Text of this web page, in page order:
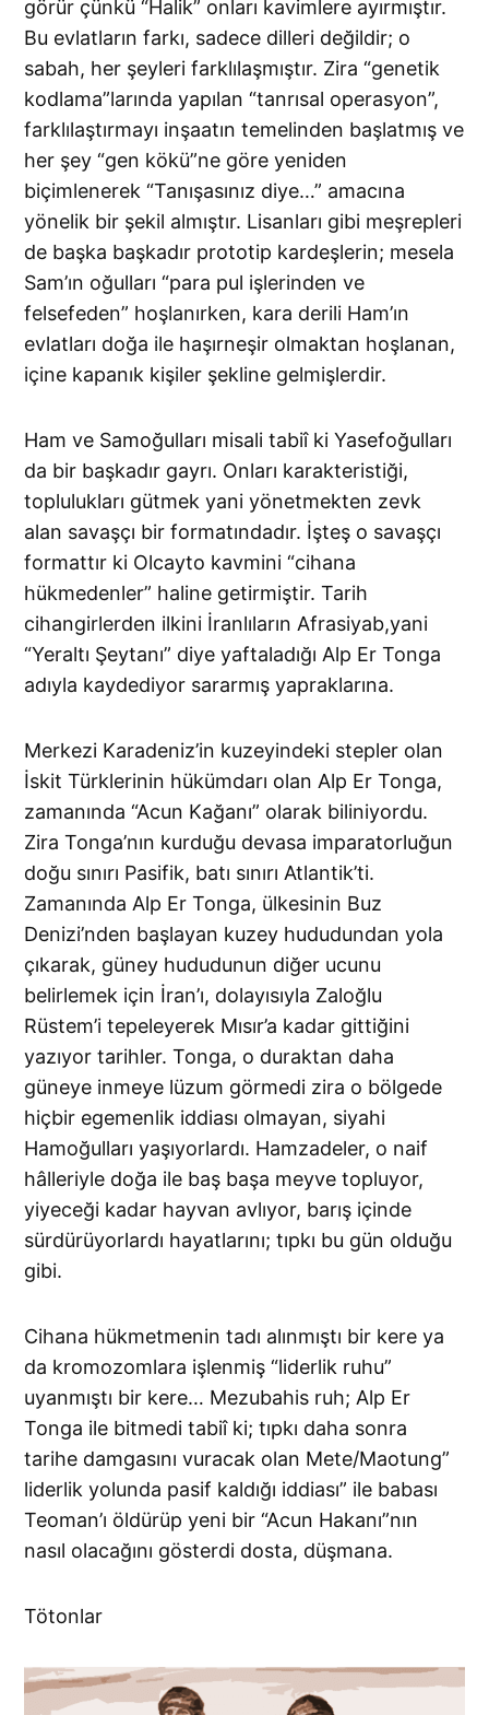
görür çünkü “Halik” onları kavimlere ayırmıştır.
Bu evlatların farkı, sadece dilleri değildir; o
sabah, her şeyleri farklılaşmıştır. Zira “genetik
kodlama”larında yapılan “tanrısal operasyon”,
farklılaştırmayı inşaatın temelinden başlatmış ve
her şey “gen kökü”ne göre yeniden
biçimlenerek “Tanışasınız diye…” amacına
yönelik bir şekil almıştır. Lisanları gibi meşrepleri
de başka başkadır prototip kardeşlerin; mesela
Sam’ın oğulları “para pul işlerinden ve
felsefeden” hoşlanırken, kara derili Ham’ın
evlatları doğa ile haşırneşir olmaktan hoşlanan,
içine kapanık kişiler şekline gelmişlerdir.
Ham ve Samoğulları misali tabiî ki Yasefoğulları
da bir başkadır gayrı. Onları karakteristiği,
toplulukları gütmek yani yönetmekten zevk
alan savaşçı bir formatındadır. İşteş o savaşçı
formattır ki Olcayto kavmini “cihana
hükmedenler” haline getirmiştir. Tarih
cihangirlerden ilkini İranlıların Afrasiyab,yani
“Yeraltı Şeytanı” diye yaftaladığı Alp Er Tonga
adıyla kaydediyor sararmış yapraklarına.
Merkezi Karadeniz’in kuzeyindeki stepler olan
İskit Türklerinin hükümdarı olan Alp Er Tonga,
zamanında “Acun Kağanı” olarak biliniyordu.
Zira Tonga’nın kurduğu devasa imparatorluğun
doğu sınırı Pasifik, batı sınırı Atlantik’ti.
Zamanında Alp Er Tonga, ülkesinin Buz
Denizi’nden başlayan kuzey hududundan yola
çıkarak, güney hududunun diğer ucunu
belirlemek için İran’ı, dolayısıyla Zaloğlu
Rüstem’i tepeleyerek Mısır’a kadar gittiğini
yazıyor tarihler. Tonga, o duraktan daha
güneye inmeye lüzum görmedi zira o bölgede
hiçbir egemenlik iddiası olmayan, siyahi
Hamoğulları yaşıyorlardı. Hamzadeler, o naif
hâlleriyle doğa ile baş başa meyve topluyor,
yiyeceği kadar hayvan avlıyor, barış içinde
sürdürüyorlardı hayatlarını; tıpkı bu gün olduğu
gibi.
Cihana hükmetmenin tadı alınmıştı bir kere ya
da kromozomlara işlenmiş “liderlik ruhu”
uyanmıştı bir kere… Mezubahis ruh; Alp Er
Tonga ile bitmedi tabiî ki; tıpkı daha sonra
tarihe damgasını vuracak olan Mete/Maotung”
liderlik yolunda pasif kaldığı iddiası” ile babası
Teoman’ı öldürüp yeni bir “Acun Hakanı”nın
nasıl olacağını gösterdi dosta, düşmana.
Tötonlar